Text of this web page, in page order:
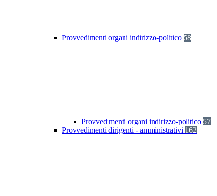
Provvedimenti organi indirizzo-politico 58
Provvedimenti organi indirizzo-politico 57
Provvedimenti dirigenti - amministrativi 162